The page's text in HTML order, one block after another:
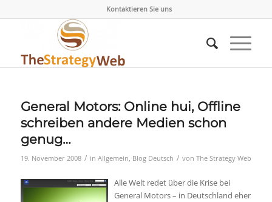
Kontaktieren Sie uns
General Motors: Online hui, Offline
schreiben andere Medien schon
genug…
19. November 2008 / in Allgemein, Blog Deutsch / von The Strategy Web
Alle Welt redet über die Krise bei
General Motors – in Deutschland eher